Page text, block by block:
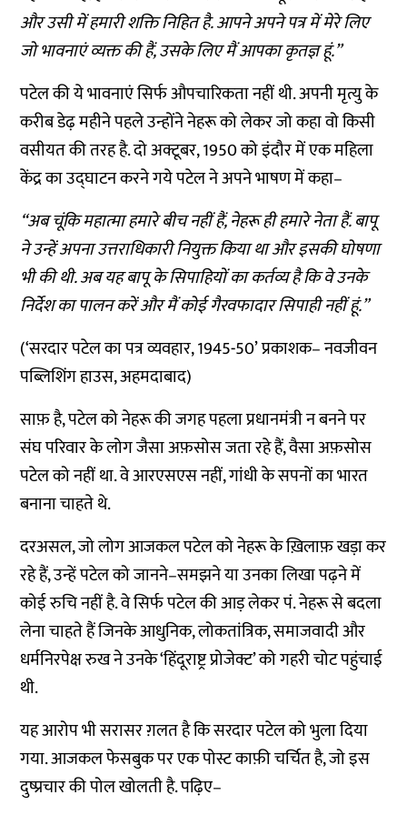
औरउसीमेंहमारीशक्तिनिहितहै.आपनेअपनेपत्रमेंमेरेलिए
जोभावनाएंव्यक्तकीहैं,उसकेलिएमैंआपकाकृतज्ञहूं.”
पटेलकीयेभावनाएंसिर्फऔपचारिकतानहींथी.अपनीमृत्युके
करीबडेढ़महीनेपहलेउन्होंनेनेहरूकोलेकरजोकहावोकिसी
वसीयतकीतरहहै.दोअक्टूबर, 1950कोइंदौरमेंएकमहिला
केंद्रकाउद्घाटनकरनेगयेपटेलनेअपनेभाषणमेंकहा–
“अबचूंकिमहात्माहमारेबीचनहींहैं,नेहरूहीहमारेनेताहैं.बापू
नेउन्हेंअपनाउत्तराधिकारीनियुक्तकियाथाऔरइसकीघोषणा
भीकीथी.अबयहबापूकेसिपाहियोंकाकर्तव्यहैकिवेउनके
निर्देशकापालनकरेंऔरमैंकोईगैरवफादारसिपाहीनहींहूं.”
(‘सरदारपटेलकापत्रव्यवहार, 1945-50’प्रकाशक–नवजीवन
पब्लिशिंगहाउस,अहमदाबाद)
साफ़है,पटेलकोनेहरूकीजगहपहलाप्रधानमंत्रीनबननेपर
संघपरिवारकेलोगजैसाअफ़सोसजतारहेहैं,वैसाअफ़सोस
पटेलकोनहींथा.वेआरएसएसनहीं,गांधीकेसपनोंकाभारत
बनानाचाहतेथे.
दरअसल,जोलोगआजकलपटेलकोनेहरूकेख़िलाफ़खड़ाकर
रहेहैं,उन्हेंपटेलकोजानने–समझनेयाउनकालिखापढ़नेमें
कोईरुचिनहींहै.वेसिर्फपटेलकीआड़लेकरपं.नेहरूसेबदला
लेनाचाहतेहैंजिनकेआधुनिक,लोकतांत्रिक,समाजवादीऔर
धर्मनिरपेक्षरुखनेउनके‘हिंदूराष्ट्रप्रोजेक्ट’कोगहरीचोटपहुंचाई
थी.
यहआरोपभीसरासरग़लतहैकिसरदारपटेलकोभुलादिया
गया.आजकलफेसबुकपरएकपोस्टकाफ़ीचर्चितहै,जोइस
दुष्प्रचारकीपोलखोलतीहै.पढ़िए–